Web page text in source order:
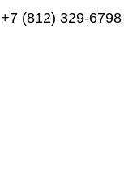
+7 (812) 329-6798